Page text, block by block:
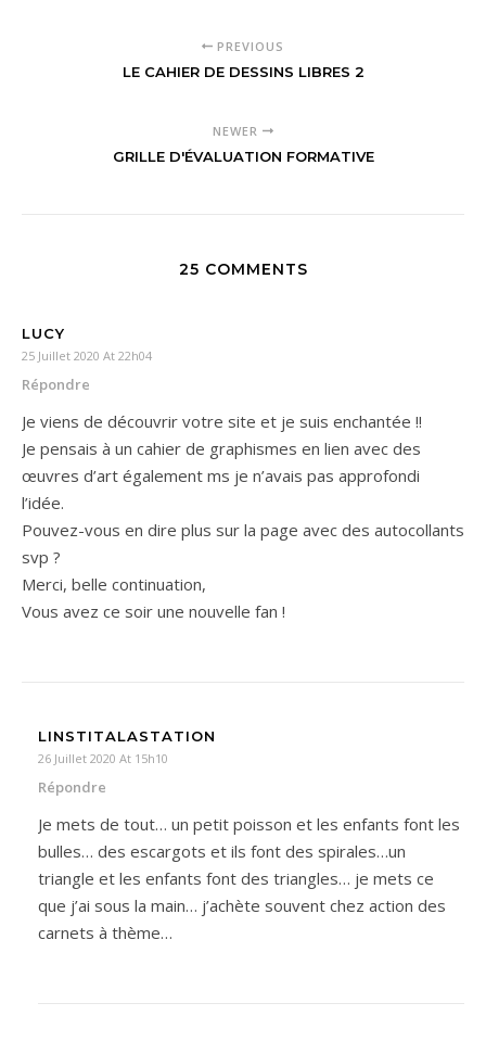
PREVIOUS
LE CAHIER DE DESSINS LIBRES 2
NEWER
GRILLE D'ÉVALUATION FORMATIVE
25 COMMENTS
LUCY
25 Juillet 2020 At 22h04
Répondre
Je viens de découvrir votre site et je suis enchantée !!
Je pensais à un cahier de graphismes en lien avec des
œuvres d’art également ms je n’avais pas approfondi
l’idée.
Pouvez-vous en dire plus sur la page avec des autocollants
svp ?
Merci, belle continuation,
Vous avez ce soir une nouvelle fan !
LINSTITALASTATION
26 Juillet 2020 At 15h10
Répondre
Je mets de tout… un petit poisson et les enfants font les
bulles… des escargots et ils font des spirales…un
triangle et les enfants font des triangles… je mets ce
que j’ai sous la main… j’achète souvent chez action des
carnets à thème…